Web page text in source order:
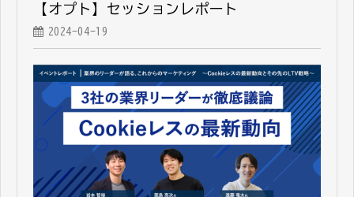
【オプト】セッションレポート
2024-04-19